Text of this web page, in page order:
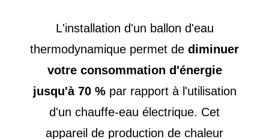
L'installation d'un ballon d'eau
thermodynamique permet de diminuer
votre consommation d'énergie
jusqu'à 70 %par rapport à l'utilisation
d'un chauffe-eau électrique. Cet
appareil de production de chaleur